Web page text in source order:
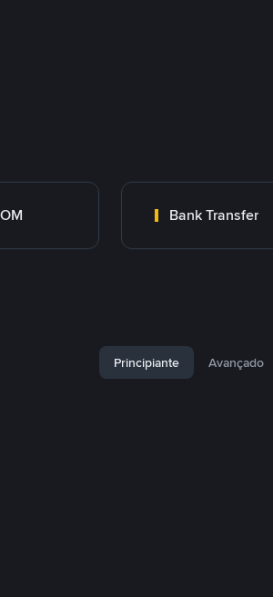
Bank Transfer
Principiante Avançado